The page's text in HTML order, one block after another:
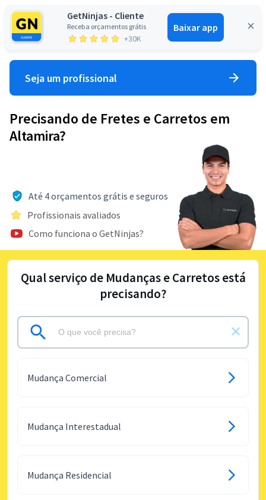
GetNinjas - Cliente
Receba orçamentos grátis
+30K
Baixar app
Entrar
Seja um profissional
Precisando de Fretes e Carretos em
Altamira?
Até 4 orçamentos grátis e seguros
Profissionais avaliados
Como funciona o GetNinjas?
Qual serviço de Mudanças e Carretos está
precisando?
Mudança Comercial
Mudança Interestadual
Mudança Residencial